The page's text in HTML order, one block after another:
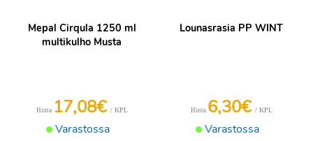
Mepal Cirqula 1250 ml
multikulho Musta
Varastossa
Hinta 17,08€ / KPL
Lounasrasia PP WINT
Varastossa
Hinta 6,30€ / KPL